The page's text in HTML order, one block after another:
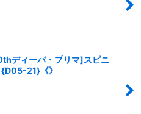
ディーバ・プリマ]スピニ
21}《》